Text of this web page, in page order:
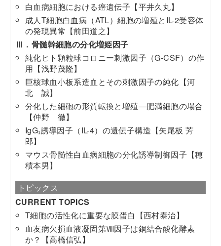
白血病細胞における癌遺伝子【平井久丸】
成人T細胞白血病（ATL）細胞の増殖とIL-2受容体
の発現異常【前田道之】
Ⅲ．骨髄幹細胞の分化増姫因子
純化ヒト顆粒球コロニー刺激因子（G-CSF）の作
用【浅野茂隆】
巨核球血小板系造血とその刺激因子の純化【河
北 誠】
分化した細砲の形質転換と増殖―肥満細胞の場合
【仲野 徹】
IgG₁誘導因子（IL-4）の遺伝子構造【矢尾板 芳
郎】
マウス骨髄性白血病細胞の分化誘導制御因子【穂
積本男】
トピックス
CURRENT TOPICS
T細胞の活性化に重要な膜蛋白【西村泰治】
血友病欠損血液凝固第Ⅷ因子は銅結合酸化酵素
か？【高橋信弘】